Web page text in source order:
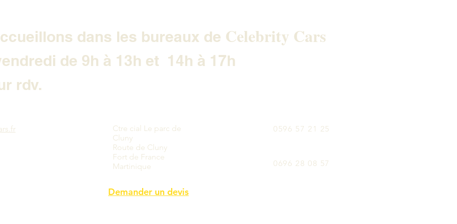
dans les bureaux de Celebrity Cars
de 9h à 13h et 14h à 17h
rdv.
Ctre cial Le parc de
Cluny
Route de Cluny
Fort de France
Martinique
0596 57 21 25
0696 28 08 57
Demander un devis